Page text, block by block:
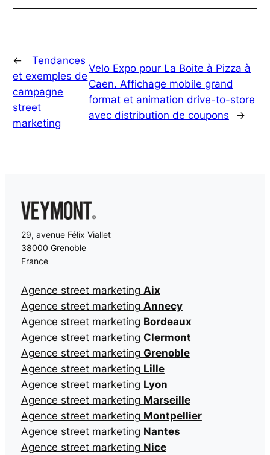
←
Tendances
et exemples de
campagne
street
marketing
Velo Expo pour La Boite à Pizza à
Caen. Affichage mobile grand
format et animation drive-to-store
avec distribution de coupons
→
29, avenue Félix Viallet
38000 Grenoble
France
Agence street marketing Aix
Agence street marketing Annecy
Agence street marketing Bordeaux
Agence street marketing Clermont
Agence street marketing Grenoble
Agence street marketing Lille
Agence street marketing Lyon
Agence street marketing Marseille
Agence street marketing Montpellier
Agence street marketing Nantes
Agence street marketing Nice